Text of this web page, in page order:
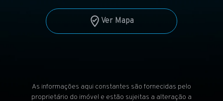
Ver Mapa
As informações aqui constantes são fornecidas pelo
proprietário do imóvel e estão sujeitas a alteração a